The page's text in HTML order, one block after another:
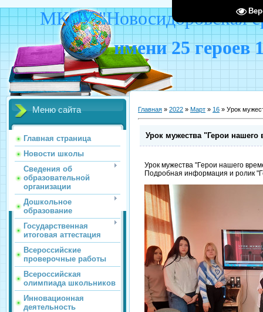
МКОУ "Новосидоровская
имени 25 героев
Меню сайта
Главная страница
Новости школы
Сведения об
образовательной
организации
Дошкольное
образование
Государственная
итоговая аттестация
Всероссийские
проверочные работы
Всероссийская
олимпиада школьников
Инновационная
деятельность
Главная » 2022 » Март » 16 » Урок
Урок мужества "Герои нашего
Урок мужества "Герои нашего
Подробная информация и ролик